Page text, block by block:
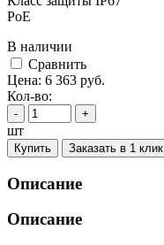
PoE
В наличии
Cравнить
Цена: 6 363 руб.
Кол-во:
- +
шт
Купить Заказать в 1 клик
Описание
Описание